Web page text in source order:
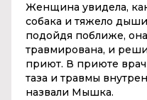
Женщина увидела,
собака и тяжело
подойдя поближе, она
травмирована, и
приют. В приюте вра
таза и травмы
назвали Мышка.